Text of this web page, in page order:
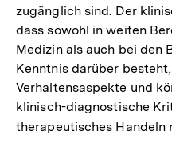
zugänglich sind. Der
dass sowohl in weiten
Medizin als auch bei den
Kenntnis darüber
Verhaltensaspekte und
klinisch-diagnostische
therapeutisches Handeln